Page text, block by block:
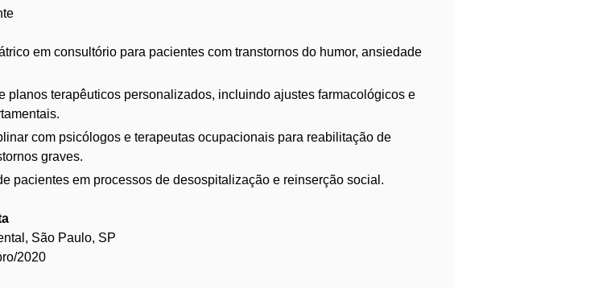
em consultório para pacientes com transtornos do humor, ansiedade
planos terapêuticos personalizados, incluindo ajustes farmacológicos e
com psicólogos e terapeutas ocupacionais para reabilitação de
graves.
pacientes em processos de desospitalização e reinserção social.
São Paulo, SP
2020